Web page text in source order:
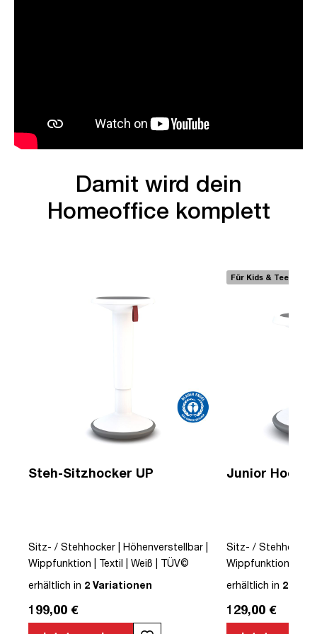
Damit wird dein
Homeoffice komplett
Steh-Sitzhocker UP
Sitz- / Stehhocker | Höhenverstellbar |
Wippfunktion | Textil | Weiß | TÜV©
geprüfte Sicherheit | German Design
erhältlich in 2 Variationen
199,00 €
Für Kids & Teens
Junior Hocker
Sitz- / Stehhocker
Wippfunktion |
geprüfte
erhältlich in 2
129,00 €